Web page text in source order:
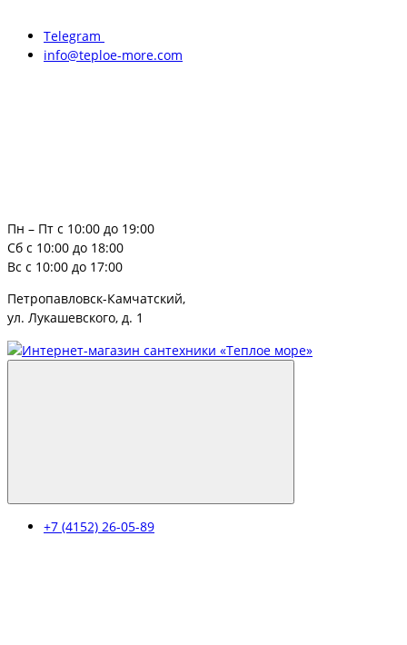
Telegram
info@teploe-more.com
Пн – Пт с 10:00 до 19:00
Сб с 10:00 до 18:00
Вс с 10:00 до 17:00
Петропавловск-Камчатский,
ул. Лукашевского, д. 1
+7 (4152) 26-05-89